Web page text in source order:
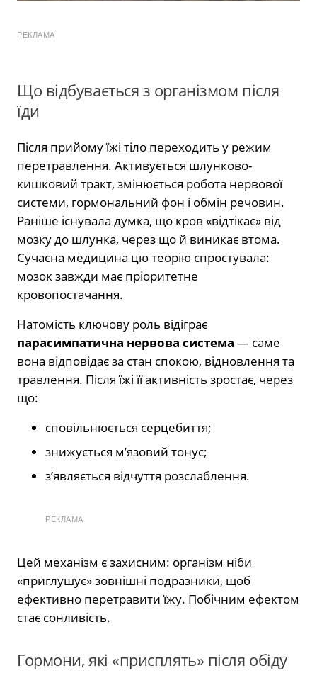
РЕКЛАМА
Що відбувається з організмом після
їди
Після прийому їжі тіло переходить у режим
перетравлення. Активується шлунково-
кишковий тракт, змінюється робота нервової
системи, гормональний фон і обмін речовин.
Раніше існувала думка, що кров «відтікає» від
мозку до шлунка, через що й виникає втома.
Сучасна медицина цю теорію спростувала:
мозок завжди має пріоритетне
кровопостачання.
Натомість ключову роль відіграє
парасимпатична нервова система — саме
вона відповідає за стан спокою, відновлення та
травлення. Після їжі її активність зростає, через
що:
сповільнюється серцебиття;
знижується м’язовий тонус;
з’являється відчуття розслаблення.
РЕКЛАМА
Цей механізм є захисним: організм ніби
«приглушує» зовнішні подразники, щоб
ефективно перетравити їжу. Побічним ефектом
стає сонливість.
Гормони, які «присплять» після обіду